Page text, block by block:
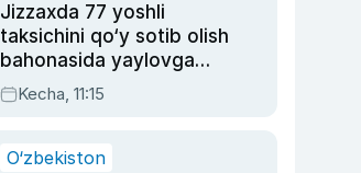
Jizzaxda 77 yoshli
taksichini qo‘y sotib olish
bahonasida yaylovga
olib borib o‘ldirgan yigit
20 yilga qamaldi
Kecha, 11:15
O‘zbekiston